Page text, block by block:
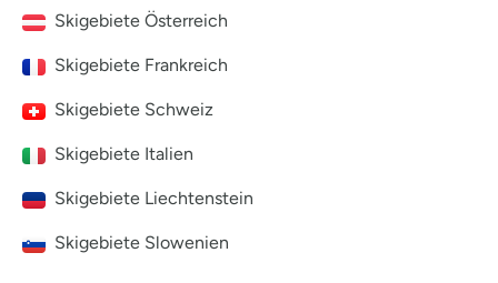
Skigebiete Österreich
Skigebiete Frankreich
Skigebiete Schweiz
Skigebiete Italien
Skigebiete Liechtenstein
Skigebiete Slowenien